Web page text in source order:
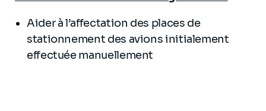
Aider à l’affectation des places de
stationnement des avions initialement
effectuée manuellement